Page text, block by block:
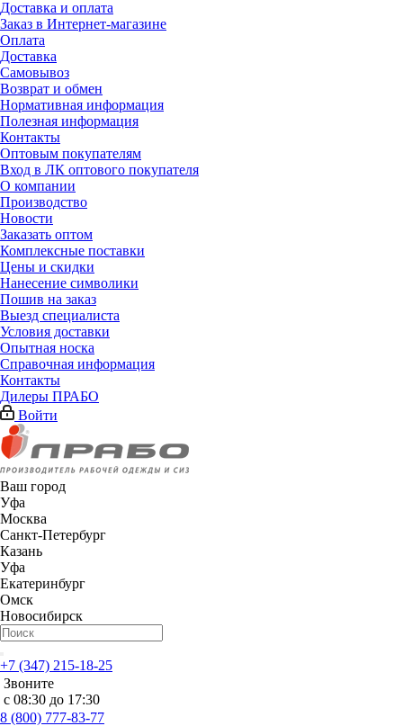
Доставка и оплата
Заказ в Интернет-магазине
Оплата
Доставка
Самовывоз
Возврат и обмен
Нормативная информация
Полезная информация
Контакты
Оптовым покупателям
Вход в ЛК оптового покупателя
О компании
Производство
Новости
Заказать оптом
Комплексные поставки
Цены и скидки
Нанесение символики
Пошив на заказ
Выезд специалиста
Условия доставки
Опытная носка
Справочная информация
Контакты
Дилеры ПРАБО
Войти
Ваш город
Уфа
Москва
Санкт-Петербург
Казань
Уфа
Екатеринбург
Омск
Новосибирск
+7 (347) 215-18-25
Звоните
с 08:30 до 17:30
8 (800) 777-83-77